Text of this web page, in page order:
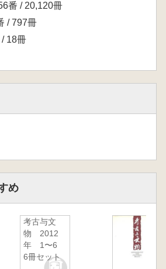
番 / 20,120冊
/ 797冊
/ 18冊
め
考古与文
物 2012
年 1〜6
6冊セット